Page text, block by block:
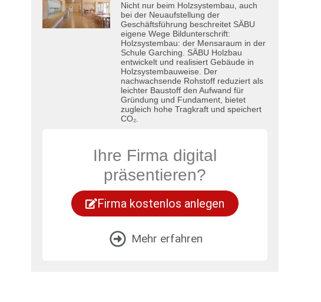
Nicht nur beim Holzsystembau, auch
bei der Neuaufstellung der
Geschäftsführung beschreitet SÄBU
eigene Wege Bildunterschrift:
Holzsystembau: der Mensaraum in der
Schule Garching. SÄBU Holzbau
entwickelt und realisiert Gebäude in
Holzsystembauweise. Der
nachwachsende Rohstoff reduziert als
leichter Baustoff den Aufwand für
Gründung und Fundament, bietet
zugleich hohe Tragkraft und speichert
CO₂.
Ihre Firma digital
präsentieren?
Firma kostenlos anlegen
Mehr erfahren